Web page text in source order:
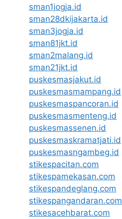
sman1jogja.id
sman28dkijakarta.id
sman3jogja.id
sman81jkt.id
sman2malang.id
sman21jkt.id
puskesmasjakut.id
puskesmasmampang.id
puskesmaspancoran.id
puskesmasmenteng.id
puskesmassenen.id
puskesmaskramatjati.id
puskesmasngambeg.id
stikespacitan.com
stikespamekasan.com
stikespandeglang.com
stikespangandaran.com
stikesacehbarat.com